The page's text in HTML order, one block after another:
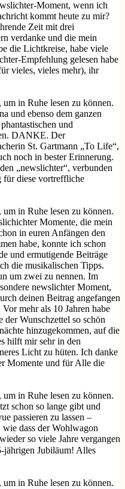
Moment, wenn ich
kommt heute zu mir?
Zeit mit drei
verdanke und die mein
die Lichtkreise, habe viele
Empfehlung gelesen habe
vieles, vieles mehr), ihr
in Ruhe lesen zu können.
und ebenso dem ganzen
und
DANKE. Der
St. Gartmann „To Life“,
noch in bester Erinnerung.
„newslichter“, verbunden
diese vortreffliche
in Ruhe lesen zu können.
Momente, die mein
in euren Anfängen den
habe, konnte ich schon
und ermutigende Beiträge
die musikalischen Tipps.
um zwei zu nennen. Im
newslichter Moment,
deinen Beitrag angefangen
mehr als 10 Jahren habe
Wunschzettel so schön
hinzugekommen, auf die
hilft mir sehr in den
Licht zu hüten. Ich danke
Momente und für Alle die
in Ruhe lesen zu können.
schon so lange gibt und
passieren zu lassen –
dass der Wohlwagon
so viele Jahre vergangen
Jubiläum! Alles
in Ruhe lesen zu können.